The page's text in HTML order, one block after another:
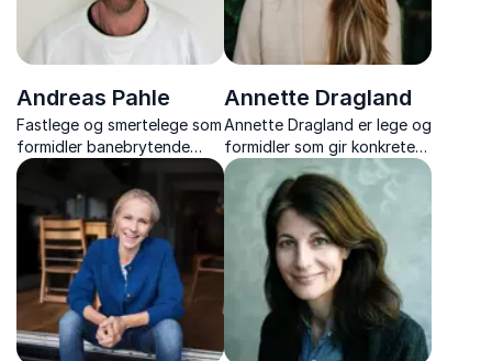
Andreas Pahle
Fastlege og smertelege som
formidler banebrytende
innsikt om langvarig smerte
og hvorfor tradisjonell
behandling ofte ikke virker.
Annette Dragland
Annette Dragland er lege og
formidler som gir konkrete
råd om søvn, helse og
energi, og viser hvordan
små grep kan gi stor effekt i
hverdagen.